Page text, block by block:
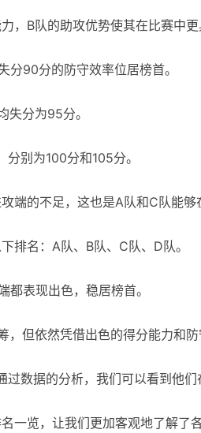
，B队的助攻优势使其在比赛中更
分90分的防守效率位居榜首。
失分为95分。
别为100分和105分。
端的不足，这也是A队和C队能够
排名：A队、B队、C队、D队。
都表现出色，稳居榜首。
，但依然凭借出色的得分能力和防
数据的分析，我们可以看到他们
一览，让我们更加客观地了解了